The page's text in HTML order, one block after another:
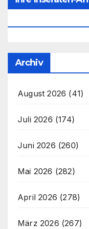
Archiv
August 2026 (41)
Juli 2026 (174)
Juni 2026 (260)
Mai 2026 (282)
April 2026 (278)
März 2026 (267)